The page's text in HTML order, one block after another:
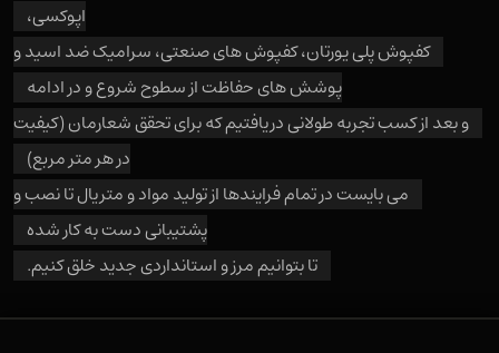
اپوکسی،
کفپوش پلی یورتان، کفپوش های صنعتی، سرامیک ضد اسید و
پوشش های حفاظت از سطوح شروع و در ادامه
و بعد از کسب تجربه طولانی دریافتیم که برای تحقق شعارمان (کیفیت
در هر متر مربع)
می بایست در تمام فرایندها از تولید مواد و متریال تا نصب و
پشتیبانی دست به کار شده
تا بتوانیم مرز و استانداردی جدید خلق کنیم.